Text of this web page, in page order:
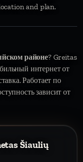
and plan.
районе? Greitas
интернет от
Работает по
зависит от
Šiaulių